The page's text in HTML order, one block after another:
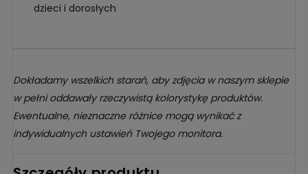
dzieci i dorosłych
Dokładamy wszelkich starań, aby zdjęcia w naszym sklepie
w pełni oddawały rzeczywistą kolorystykę produktów.
Ewentualne, nieznaczne różnice mogą wynikać z
indywidualnych ustawień Twojego monitora.